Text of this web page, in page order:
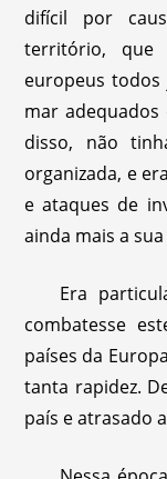
difícil por
território,
europeus todos
mar adequados
disso, não
organizada, e
e ataques de
ainda mais a
Era
combatesse
países da
tanta rapidez.
país e atrasado